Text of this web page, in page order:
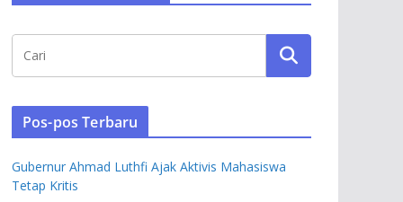
Pos-pos Terbaru
Gubernur Ahmad Luthfi Ajak Aktivis Mahasiswa
Tetap Kritis